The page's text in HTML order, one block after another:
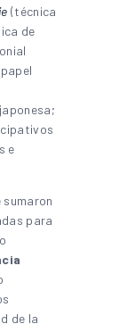
(técnica
de
e
para
de la